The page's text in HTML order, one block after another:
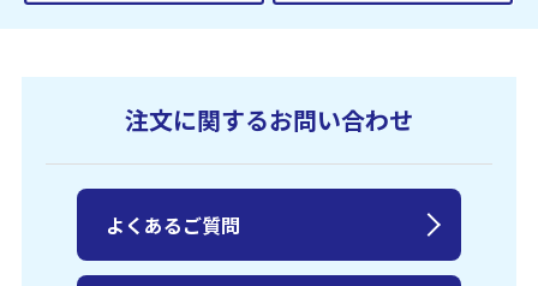
注文に関するお問い合わせ
よくあるご質問